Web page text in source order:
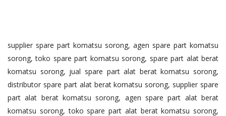
supplier spare part komatsu sorong, agen spare part komatsu
sorong, toko spare part komatsu sorong, spare part alat berat
komatsu sorong, jual spare part alat berat komatsu sorong,
distributor spare part alat berat komatsu sorong, supplier spare
part alat berat komatsu sorong, agen spare part alat berat
komatsu sorong, toko spare part alat berat komatsu sorong,